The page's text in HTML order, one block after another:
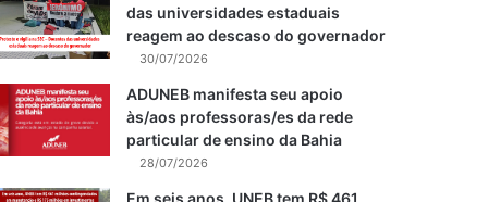
das universidades estaduais
reagem ao descaso do governador
30/07/2026
ADUNEB manifesta seu apoio
às/aos professoras/es da rede
particular de ensino da Bahia
28/07/2026
Em seis anos, UNEB tem R$ 461